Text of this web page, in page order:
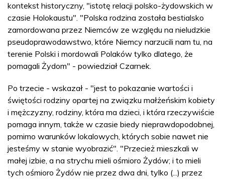
kontekst historyczny, "istotę relacji polsko-żydowskich w
czasie Holokaustu". "Polska rodzina została bestialsko
zamordowana przez Niemców ze względu na nieludzkie
pseudoprawodawstwo, które Niemcy narzucili nam tu, na
terenie Polski i mordowali Polaków tylko dlatego, że
pomagali Żydom" - powiedział Czarnek.
Po trzecie - wskazał - "jest to pokazanie wartości i
świętości rodziny opartej na związku małżeńskim kobiety
i mężczyzny, rodziny, która ma dzieci, i która rzeczywiście
pomaga innym, także w czasie biedy nieprawdopodobnej,
pomimo warunków lokalowych, których sobie nawet nie
jesteśmy w stanie wyobrazić". "Przecież mieszkali w
małej izbie, a na strychu mieli ośmioro Żydów; i to mieli
tych ośmioro Żydów nie przez dwa dni, tylko (...) przez